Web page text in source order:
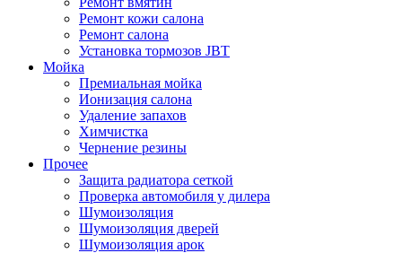
Ремонт кожи салона
Ремонт салона
Установка тормозов JBT
Мойка
Премиальная мойка
Ионизация салона
Удаление запахов
Химчистка
Чернение резины
Прочее
Защита радиатора сеткой
Проверка автомобиля у дилера
Шумоизоляция
Шумоизоляция дверей
Шумоизоляция арок